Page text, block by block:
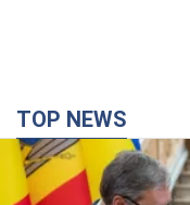
TOP NEWS